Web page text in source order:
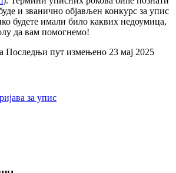
и званично објављен конкурс за упис
будете имали било каквих недоумица,
да вам помогнемо!
Последњи пут измењено 23 мај 2025
за упис